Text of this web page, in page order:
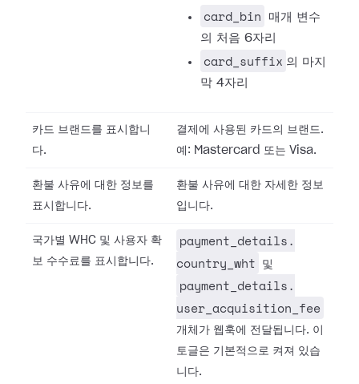
card_bin
매개 변수
의 처음 6자리
card_suffix 의 마지
막 4자리
카드 브랜드를 표시합니
다.
결제에 사용된 카드의 브랜드.
예: Mastercard 또는 Visa.
환불 사유에 대한 정보를
표시합니다.
환불 사유에 대한 자세한 정보
입니다.
국가별 WHC 및 사용자 확
보 수수료를 표시합니다.
payment_details.​
country_wht
및
payment_details.​
user_acquisition_fee
개체가 웹훅에 전달됩니다. 이
토글은 기본적으로 켜져 있습
니다.